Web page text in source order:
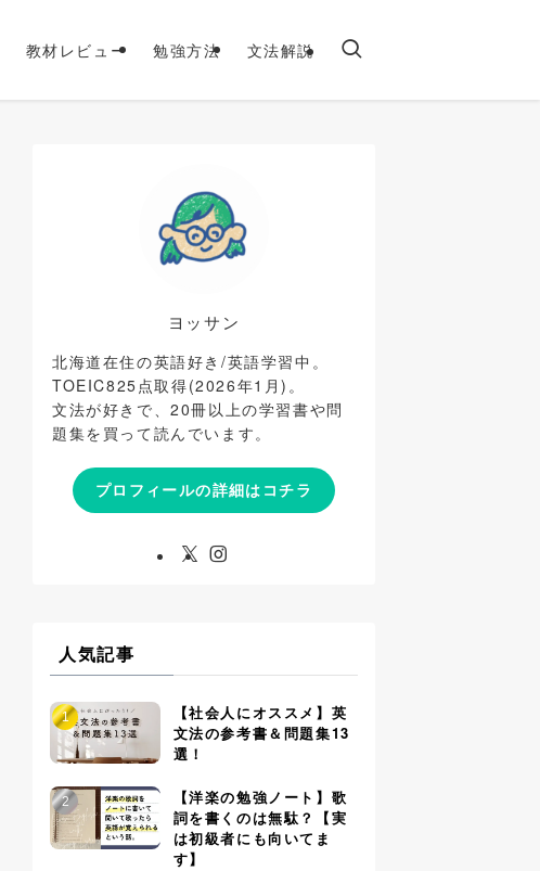
教材レビュー 勉強方法 文法解説
ヨッサン
北海道在住の英語好き/英語学習中。
TOEIC825点取得(2026年1月)。
文法が好きで、20冊以上の学習書や問
題集を買って読んでいます。
プロフィールの詳細はコチラ
人気記事
【社会人にオススメ】英
文法の参考書＆問題集13
選！
【洋楽の勉強ノート】歌
詞を書くのは無駄？【実
は初級者にも向いてま
す】